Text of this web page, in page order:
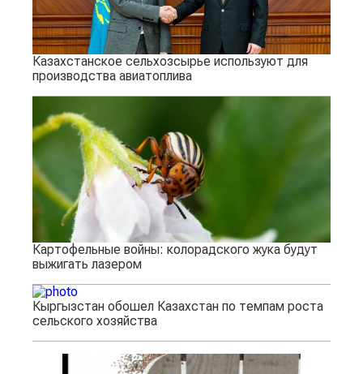
Казахстанское сельхозсырье используют для
производства авиатоплива
Картофельные войны: колорадского жука будут
выжигать лазером
Кыргызстан обошел Казахстан по темпам роста
сельского хозяйства